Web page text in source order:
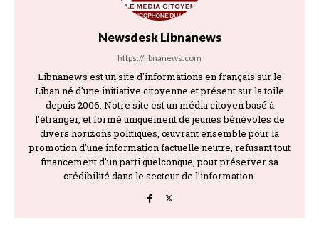
Newsdesk Libnanews
https://libnanews.com
Libnanews est un site d'informations en français sur le
Liban né d'une initiative citoyenne et présent sur la toile
depuis 2006. Notre site est un média citoyen basé à
l’étranger, et formé uniquement de jeunes bénévoles de
divers horizons politiques, œuvrant ensemble pour la
promotion d’une information factuelle neutre, refusant tout
financement d’un parti quelconque, pour préserver sa
crédibilité dans le secteur de l’information.